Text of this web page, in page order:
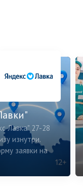
Лавка" 27-28
изнутри.
заявки на